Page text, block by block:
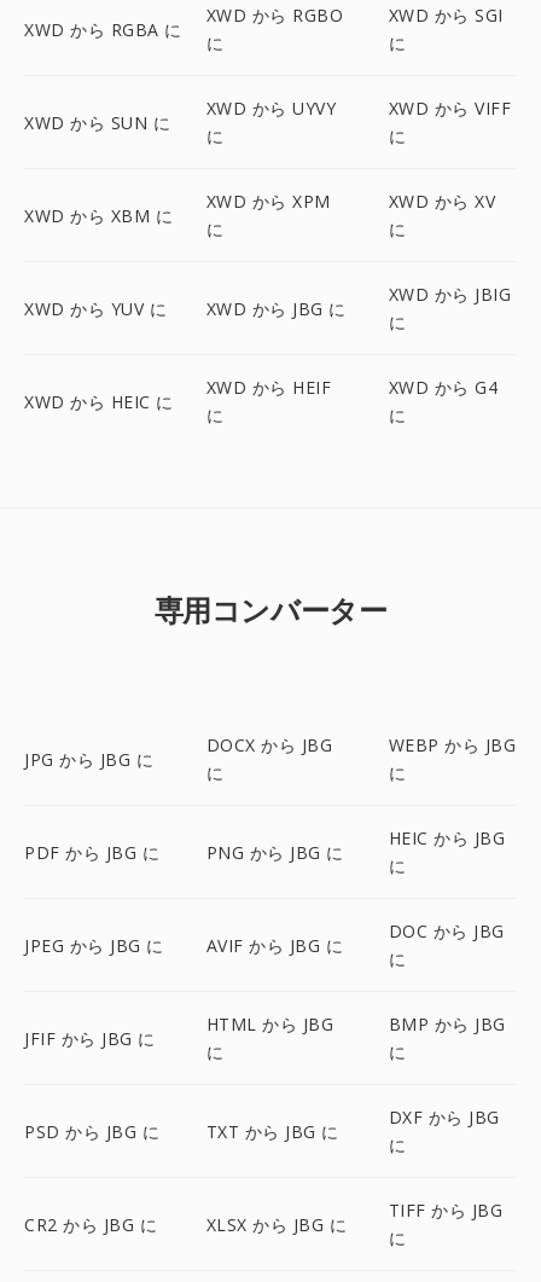
XWD から RGBA に
XWD から RGBO
に
XWD から SGI
に
XWD から SUN に
XWD から UYVY
に
XWD から VIFF
に
XWD から XBM に
XWD から XPM
に
XWD から XV
に
XWD から YUV に XWD から JBG に
XWD から JBIG
に
XWD から HEIC に
XWD から HEIF
に
XWD から G4
に
専用コンバーター
JPG から JBG に
DOCX から JBG
に
WEBP から JBG
に
PDF から JBG に PNG から JBG に
HEIC から JBG
に
JPEG から JBG に AVIF から JBG に
DOC から JBG
に
JFIF から JBG に
HTML から JBG
に
BMP から JBG
に
PSD から JBG に TXT から JBG に
DXF から JBG
に
CR2 から JBG に XLSX から JBG に
TIFF から JBG
に